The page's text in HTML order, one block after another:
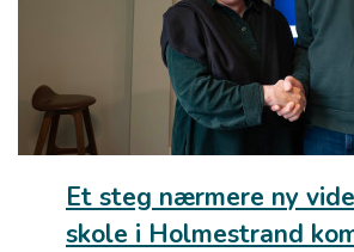
Et steg nærmere ny
skole i Holmestrand